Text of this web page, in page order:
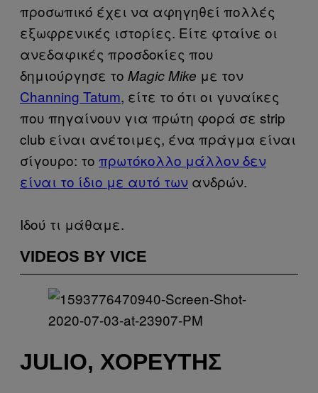
προσωπικό έχει να αφηγηθεί πολλές
εξωφρενικές ιστορίες. Είτε φταίνε οι
ανεδαφικές προσδοκίες που
δημιούργησε το MagicMike με τον
Channing Tatum, είτε το ότι οι γυναίκες
που πηγαίνουν για πρώτη φορά σε strip
club είναι ανέτοιμες, ένα πράγμα είναι
σίγουρο: το πρωτόκολλο μάλλον δεν
είναι το ίδιο με αυτό των ανδρών.
Ιδού τι μάθαμε.
VIDEOS BY VICE
JULIO, ΧΟΡΕΥΤΉΣ